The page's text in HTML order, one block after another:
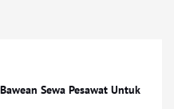
Sewa Pesawat Untuk